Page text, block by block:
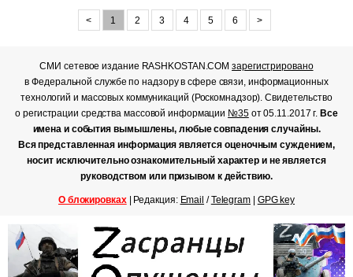
< 1 2 3 4 5 6 >
СМИ сетевое издание RASHKOSTAN.COMзарегистрировано
в Федеральной службе по надзору в сфере связи, информационных
технологий и массовых коммуникаций (Роскомнадзор). Свидетельство
о регистрации средства массовой информации №35от 05.11.2017 г. Все
имена и события вымышлены, любые совпадения случайны.
Вся представленная информация является оценочным суждением,
носит исключительно ознакомительный характер и не является
руководством или призывом к действию.
О блокировках| Редакция: Email /Telegram| GPG key